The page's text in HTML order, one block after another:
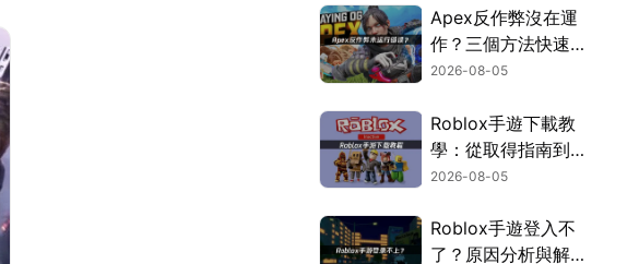
Apex反作弊沒在運
作？三個方法快速解
決！
2026-08-05
Roblox手遊下載教
學：從取得指南到登
入疑難排解！
2026-08-05
Roblox手遊登入不
了？原因分析與解決